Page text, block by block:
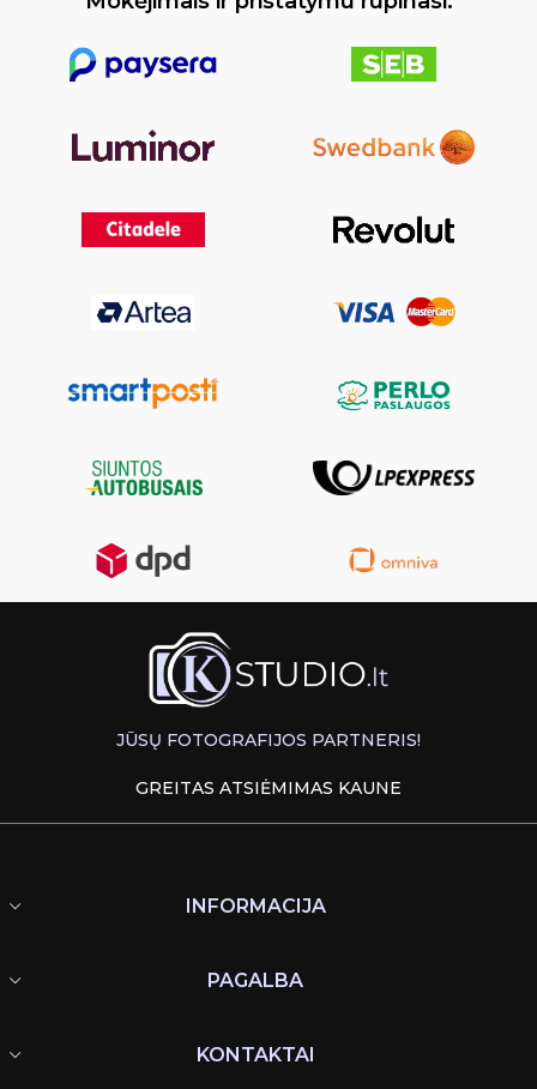
JŪSŲ FOTOGRAFIJOS PARTNERIS!
GREITAS ATSIĖMIMAS KAUNE
INFORMACIJA
PAGALBA
KONTAKTAI